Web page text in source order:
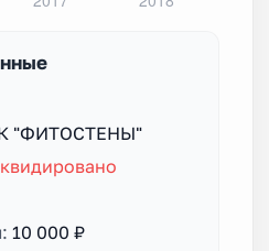
"ФИТОСТЕНЫ"
10 000 ₽